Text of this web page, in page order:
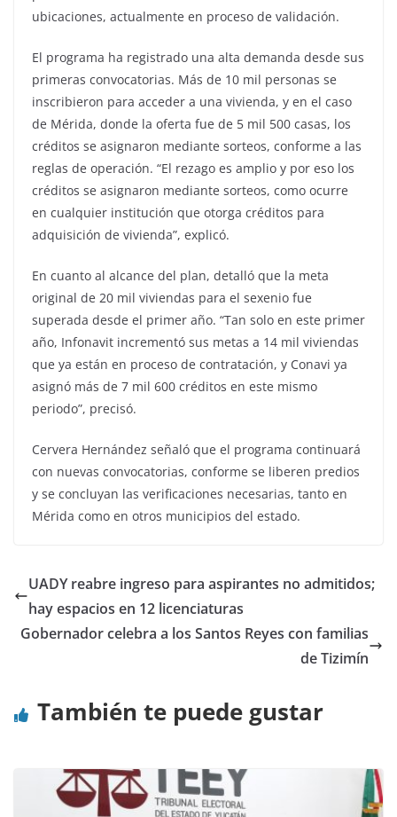
ubicaciones, actualmente en proceso de validación.
El programa ha registrado una alta demanda desde sus
primeras convocatorias. Más de 10 mil personas se
inscribieron para acceder a una vivienda, y en el caso
de Mérida, donde la oferta fue de 5 mil 500 casas, los
créditos se asignaron mediante sorteos, conforme a las
reglas de operación. “El rezago es amplio y por eso los
créditos se asignaron mediante sorteos, como ocurre
en cualquier institución que otorga créditos para
adquisición de vivienda”, explicó.
En cuanto al alcance del plan, detalló que la meta
original de 20 mil viviendas para el sexenio fue
superada desde el primer año. “Tan solo en este primer
año, Infonavit incrementó sus metas a 14 mil viviendas
que ya están en proceso de contratación, y Conavi ya
asignó más de 7 mil 600 créditos en este mismo
periodo”, precisó.
Cervera Hernández señaló que el programa continuará
con nuevas convocatorias, conforme se liberen predios
y se concluyan las verificaciones necesarias, tanto en
Mérida como en otros municipios del estado.
UADY reabre ingreso para aspirantes no admitidos;
hay espacios en 12 licenciaturas
Gobernador celebra a los Santos Reyes con familias
de Tizimín
También te puede gustar